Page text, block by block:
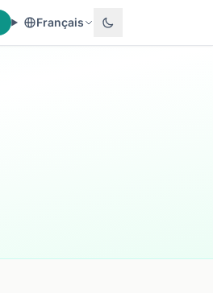
Français